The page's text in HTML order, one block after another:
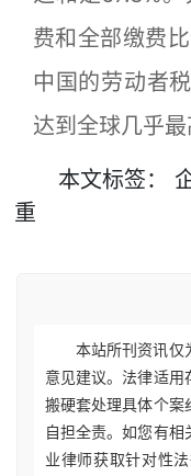
费和全部缴费
中国的劳动者
达到全球几乎最
本文标签：
重
本站所刊资讯仅
意见建议。法律适用
搬硬套处理具体个案
自担全责。如您有相
业律师获取针对性